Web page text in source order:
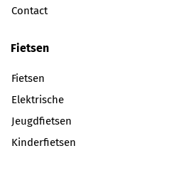
Contact
Fietsen
Fietsen
Elektrische
Jeugdfietsen
Kinderfietsen